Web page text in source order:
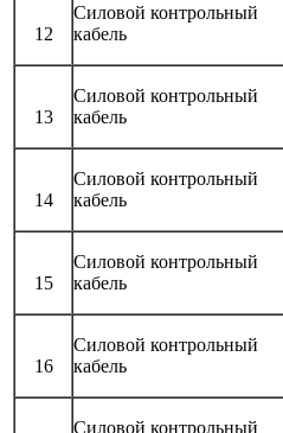
12
Силовой контрольный
кабель
13
Силовой контрольный
кабель
14
Силовой контрольный
кабель
15
Силовой контрольный
кабель
16
Силовой контрольный
кабель
Силовой контрольный